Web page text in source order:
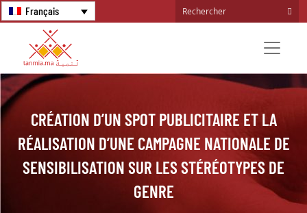
Français
CRÉATION D’UN SPOT PUBLICITAIRE ET LA
RÉALISATION D’UNE CAMPAGNE NATIONALE DE
SENSIBILISATION SUR LES STÉRÉOTYPES DE
GENRE